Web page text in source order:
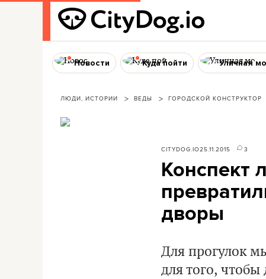
Новости Куда пойти Уличная
ЛЮДИ, ИСТОРИИ ВЕДЫ ГОРОДСКОЙ КОНСТРУКТОР
CITYDOG.IO25.11.2015 3
Конспект
дворы
Для прогулок
для того, чтобы